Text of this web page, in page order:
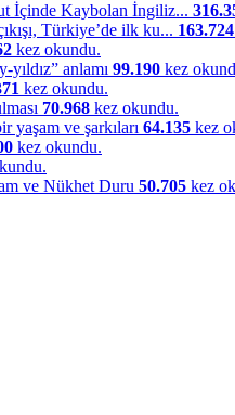
İçinde Kaybolan İngiliz...
Türkiye’de ilk ku... 163.724
kez okundu.
anlamı 99.190 kez
kez okundu.
70.968 kez okundu.
yaşam ve şarkıları 64.135 kez
kez okundu.
ve Nükhet Duru 50.705 kez